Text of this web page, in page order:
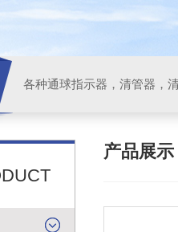
各种通球指示器，清管器，
产品展示